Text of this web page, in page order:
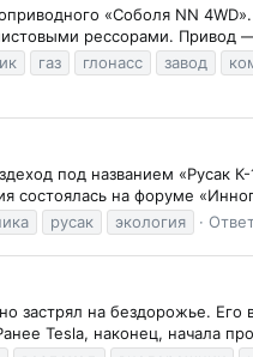
«Соболя NN
рессорами.
газ глонасс завод
под названием «Русак К-
состоялась на форуме
русак экология
застрял на бездорожье.
Tesla, наконец, начала